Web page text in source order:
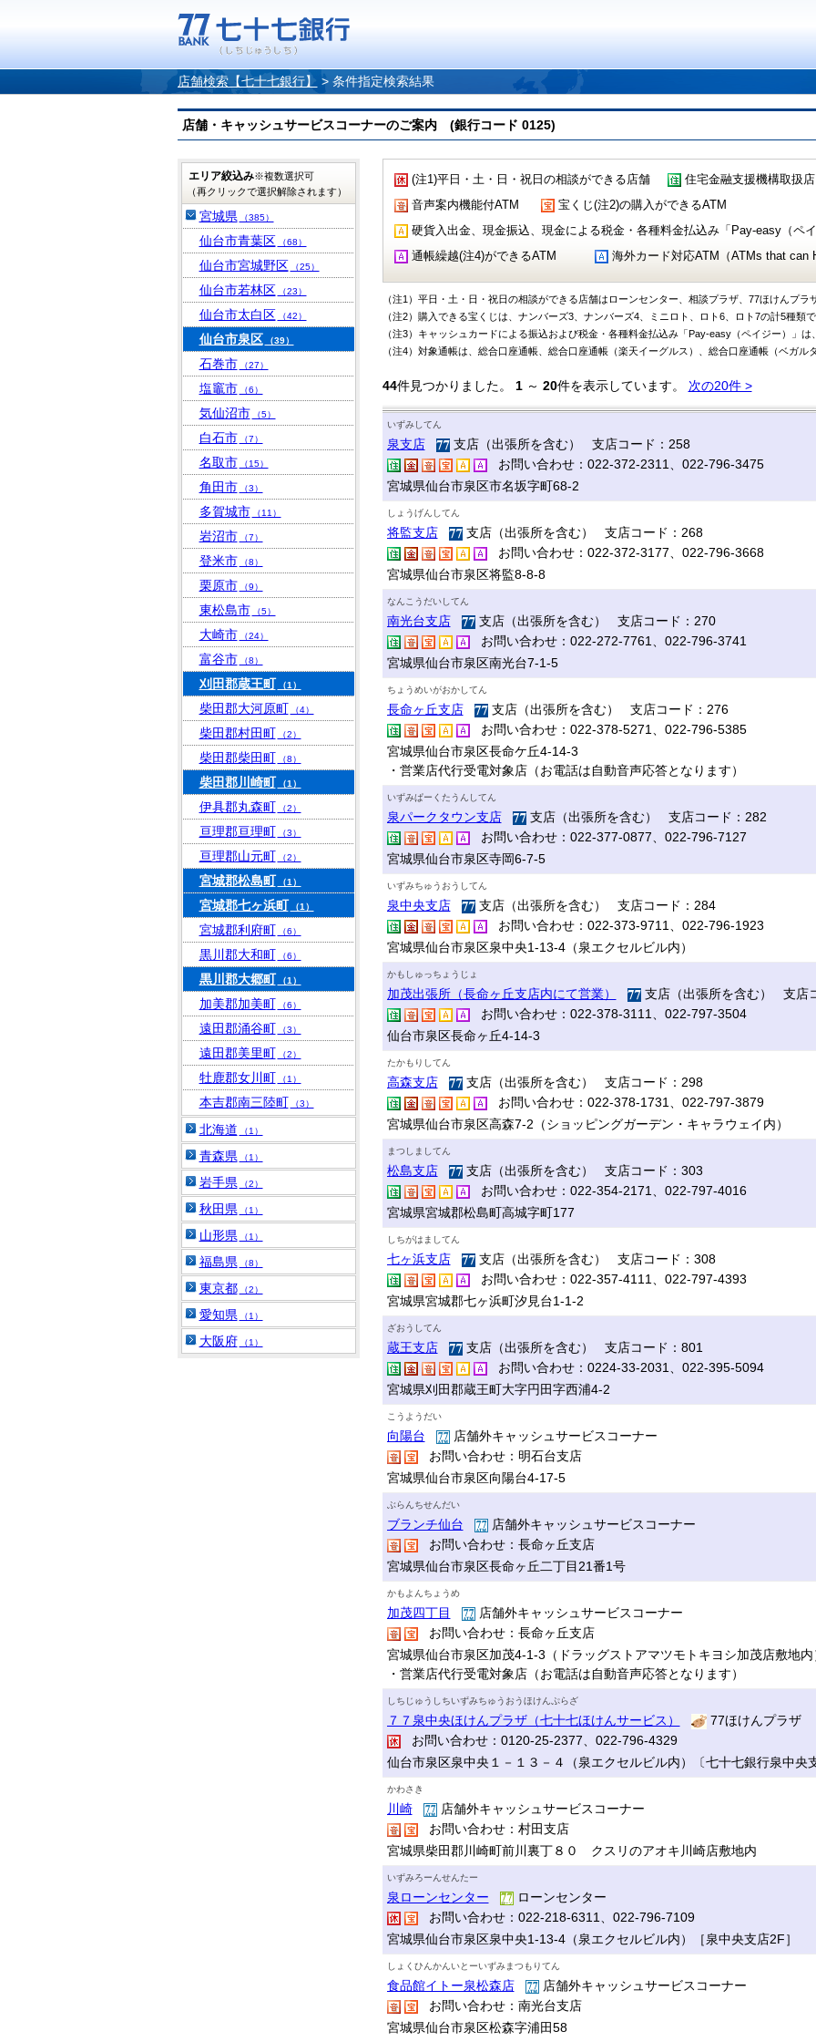
店舗検索【七十七銀行】 > 条件指定検索結果
店舗・キャッシュサービスコーナーのご案内 (銀行コード 0125)
(注1)平日・土・日・祝日の相談ができる店舗 住宅金融支援機構取扱店
音声案内機能付ATM
宝くじ(注2)の購入ができるATM
硬貨入出金、現金振込、現金による税金・各種料金払込み「Pay-easy（ペ
通帳繰越(注4)ができるATM
海外カード対応ATM（ATMs that can
（注1）平日・土・日・祝日の相談ができる店舗はローンセンター、相談プラザ、77ほけんプラ
（注2）購入できる宝くじは、ナンバーズ3、ナンバーズ4、ミニロト、ロト6、ロト7の計5種類で
（注3）キャッシュカードによる振込および税金・各種料金払込み「Pay-easy（ペイジー）」は
（注4）対象通帳は、総合口座通帳、総合口座通帳（楽天イーグルス）、総合口座通帳（ベガル
44件見つかりました。 1～ 20件を表示しています。 次の20件 >
いずみしてん
泉支店
支店（出張所を含む） 支店コード：258
お問い合わせ：022-372-2311、022-796-3475
宮城県仙台市泉区市名坂字町68-2
しょうげんしてん
将監支店
支店（出張所を含む） 支店コード：268
お問い合わせ：022-372-3177、022-796-3668
宮城県仙台市泉区将監8-8-8
なんこうだいしてん
南光台支店
支店（出張所を含む） 支店コード：270
お問い合わせ：022-272-7761、022-796-3741
宮城県仙台市泉区南光台7-1-5
ちょうめいがおかしてん
長命ヶ丘支店
支店（出張所を含む） 支店コード：276
お問い合わせ：022-378-5271、022-796-5385
宮城県仙台市泉区長命ケ丘4-14-3
・営業店代行受電対象店（お電話は自動音声応答となります）
いずみぱーくたうんしてん
泉パークタウン支店
支店（出張所を含む） 支店コード：282
お問い合わせ：022-377-0877、022-796-7127
宮城県仙台市泉区寺岡6-7-5
いずみちゅうおうしてん
泉中央支店
支店（出張所を含む） 支店コード：284
お問い合わせ：022-373-9711、022-796-1923
宮城県仙台市泉区泉中央1-13-4（泉エクセルビル内）
かもしゅっちょうじょ
加茂出張所（長命ヶ丘支店内にて営業）
支店（出張所を含む） 支店
お問い合わせ：022-378-3111、022-797-3504
仙台市泉区長命ヶ丘4-14-3
たかもりしてん
高森支店
支店（出張所を含む） 支店コード：298
お問い合わせ：022-378-1731、022-797-3879
宮城県仙台市泉区高森7-2（ショッピングガーデン・キャラウェイ内）
まつしましてん
松島支店
支店（出張所を含む） 支店コード：303
お問い合わせ：022-354-2171、022-797-4016
宮城県宮城郡松島町高城字町177
しちがはましてん
七ヶ浜支店
支店（出張所を含む） 支店コード：308
お問い合わせ：022-357-4111、022-797-4393
宮城県宮城郡七ヶ浜町汐見台1-1-2
ざおうしてん
蔵王支店
支店（出張所を含む） 支店コード：801
お問い合わせ：0224-33-2031、022-395-5094
宮城県刈田郡蔵王町大字円田字西浦4-2
こうようだい
向陽台
店舗外キャッシュサービスコーナー
お問い合わせ：明石台支店
宮城県仙台市泉区向陽台4-17-5
ぶらんちせんだい
ブランチ仙台
店舗外キャッシュサービスコーナー
お問い合わせ：長命ヶ丘支店
宮城県仙台市泉区長命ヶ丘二丁目21番1号
かもよんちょうめ
加茂四丁目
店舗外キャッシュサービスコーナー
お問い合わせ：長命ヶ丘支店
宮城県仙台市泉区加茂4-1-3（ドラッグストアマツモトキヨシ加茂店敷地内
・営業店代行受電対象店（お電話は自動音声応答となります）
しちじゅうしちいずみちゅうおうほけんぷらざ
７７泉中央ほけんプラザ（七十七ほけんサービス）
77ほけんプラザ
お問い合わせ：0120-25-2377、022-796-4329
仙台市泉区泉中央１－１３－４（泉エクセルビル内）〔七十七銀行泉中央
かわさき
川崎
店舗外キャッシュサービスコーナー
お問い合わせ：村田支店
宮城県柴田郡川崎町前川裏丁８０ クスリのアオキ川崎店敷地内
いずみろーんせんたー
泉ローンセンター
ローンセンター
お問い合わせ：022-218-6311、022-796-7109
宮城県仙台市泉区泉中央1-13‐4（泉エクセルビル内）［泉中央支店2F］
しょくひんかんいとーいずみまつもりてん
食品館イトー泉松森店
店舗外キャッシュサービスコーナー
お問い合わせ：南光台支店
宮城県仙台市泉区松森字浦田58
エリア絞込み※複数選択可
（再クリックで選択解除されます）
宮城県 （385）
仙台市青葉区 （68）
仙台市宮城野区 （25）
仙台市若林区 （23）
仙台市太白区 （42）
仙台市泉区 （39）
石巻市 （27）
塩竈市 （6）
気仙沼市 （5）
白石市 （7）
名取市 （15）
角田市 （3）
多賀城市 （11）
岩沼市 （7）
登米市 （8）
栗原市 （9）
東松島市 （5）
大崎市 （24）
富谷市 （8）
刈田郡蔵王町 （1）
柴田郡大河原町 （4）
柴田郡村田町 （2）
柴田郡柴田町 （8）
柴田郡川崎町 （1）
伊具郡丸森町 （2）
亘理郡亘理町 （3）
亘理郡山元町 （2）
宮城郡松島町 （1）
宮城郡七ヶ浜町 （1）
宮城郡利府町 （6）
黒川郡大和町 （6）
黒川郡大郷町 （1）
加美郡加美町 （6）
遠田郡涌谷町 （3）
遠田郡美里町 （2）
牡鹿郡女川町 （1）
本吉郡南三陸町 （3）
北海道 （1）
青森県 （1）
岩手県 （2）
秋田県 （1）
山形県 （1）
福島県 （8）
東京都 （2）
愛知県 （1）
大阪府 （1）